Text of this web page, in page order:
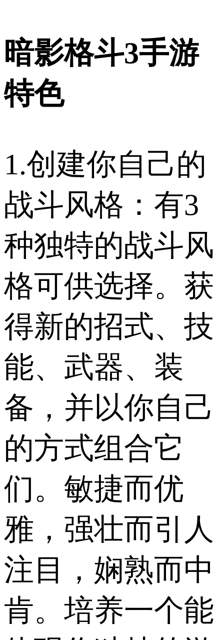
暗影格斗3手游
特色
1.创建你自己的
战斗风格：有3
种独特的战斗风
格可供选择。获
得新的招式、技
能、武器、装
备，并以你自己
的方式组合它
们。敏捷而优
雅，强壮而引人
注目，娴熟而中
肯。培养一个能